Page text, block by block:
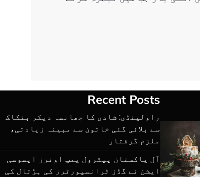
Recent Posts
راولپنڈی: شادی کا جھانسہ دیکر بنکاک
سے بلائی گئی خاتون سے مبینہ زیادتی،
ملزم گرفتار
آل پاکستان پیٹرول پمپ اونرز ایسوسی
ایشن نے گڈز ٹرانسپورٹرز کی ہڑتال کی